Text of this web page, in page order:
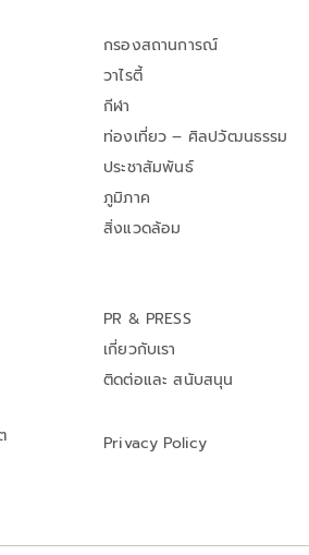
กรองสถานการณ์
วาไรตี้
กีฬา
ท่องเที่ยว – ศิลปวัฒนธรรม
ประชาสัมพันธ์
ภูมิภาค
สิ่งแวดล้อม
PR & PRESS
เกี่ยวกับเรา
ติดต่อและ สนับสนุน
Privacy Policy